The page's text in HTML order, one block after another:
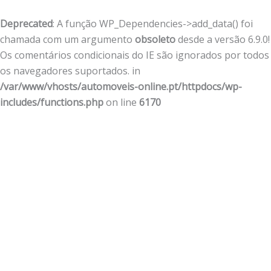
Deprecated: A função WP_Dependencies->add_data() foi
chamada com um argumento obsoletodesde a versão 6.9.0!
Os comentários condicionais do IE são ignorados por todos
os navegadores suportados. in
/var/www/vhosts/automoveis-online.pt/httpdocs/wp-
includes/functions.phpon line 6170